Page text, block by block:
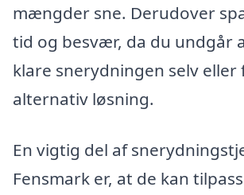
mængder sne. Derudover
tid og besvær, da du undgår
klare snerydningen selv eller
alternativ løsning.
En vigtig del af
Fensmark er, at de kan